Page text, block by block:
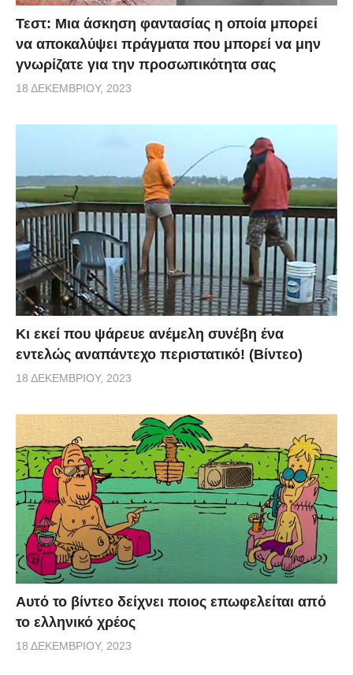
Τεστ: Μια άσκηση φαντασίας η οποία μπορεί
να αποκαλύψει πράγματα που μπορεί να μην
γνωρίζατε για την προσωπικότητα σας
18 ΔΕΚΕΜΒΡΊΟΥ, 2023
Κι εκεί που ψάρευε ανέμελη συνέβη ένα
εντελώς αναπάντεχο περιστατικό! (Βίντεο)
18 ΔΕΚΕΜΒΡΊΟΥ, 2023
Αυτό το βίντεο δείχνει ποιος επωφελείται από
το ελληνικό χρέος
18 ΔΕΚΕΜΒΡΊΟΥ, 2023